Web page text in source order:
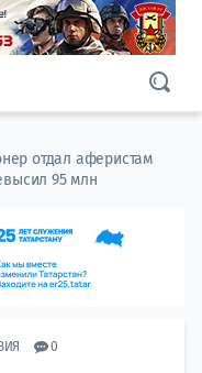
отдал аферистам
95 млн
0